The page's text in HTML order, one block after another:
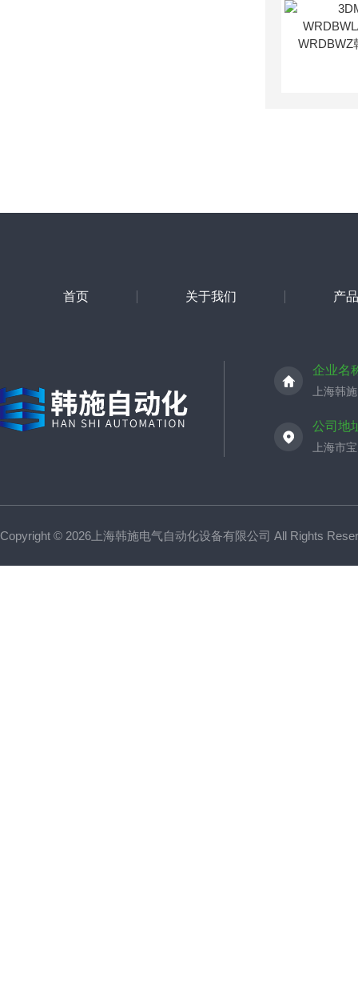
首页 关于我们 产
企业名
上海韩
公司地
上海市
Copyright © 2026上海韩施电气自动化设备有限公司 All Rights